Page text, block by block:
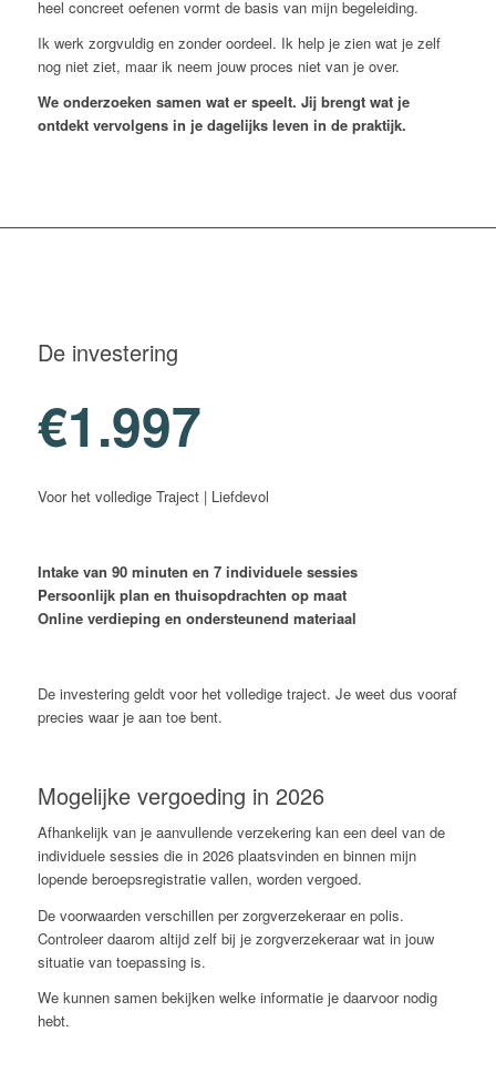
heel concreet oefenen vormt de basis van mijn begeleiding.
Ik werk zorgvuldig en zonder oordeel. Ik help je zien wat je zelf
nog niet ziet, maar ik neem jouw proces niet van je over.
We onderzoeken samen wat er speelt. Jij brengt wat je
ontdekt vervolgens in je dagelijks leven in de praktijk.
De investering
€1.997
Voor het volledige Traject | Liefdevol
Intake van 90 minuten en 7 individuele sessies
Persoonlijk plan en thuisopdrachten op maat
Online verdieping en ondersteunend materiaal
De investering geldt voor het volledige traject. Je weet dus vooraf
precies waar je aan toe bent.
Mogelijke vergoeding in 2026
Afhankelijk van je aanvullende verzekering kan een deel van de
individuele sessies die in 2026 plaatsvinden en binnen mijn
lopende beroepsregistratie vallen, worden vergoed.
De voorwaarden verschillen per zorgverzekeraar en polis.
Controleer daarom altijd zelf bij je zorgverzekeraar wat in jouw
situatie van toepassing is.
We kunnen samen bekijken welke informatie je daarvoor nodig
hebt.